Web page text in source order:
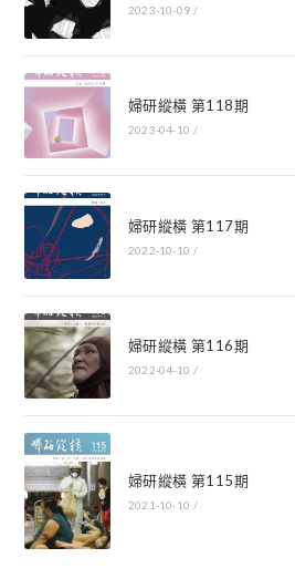
2023-10-09 /
婦研縱橫 第118期
2023-04-10 /
婦研縱橫 第117期
2022-10-10 /
婦研縱橫 第116期
2022-04-10 /
婦研縱橫 第115期
2021-10-10 /